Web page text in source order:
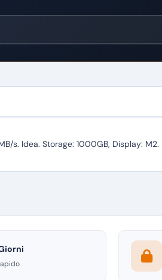
s. Idea. Storage: 1000GB, Display: M2.